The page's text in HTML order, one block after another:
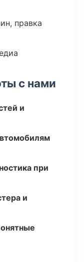
правка
с нами
и
при
и